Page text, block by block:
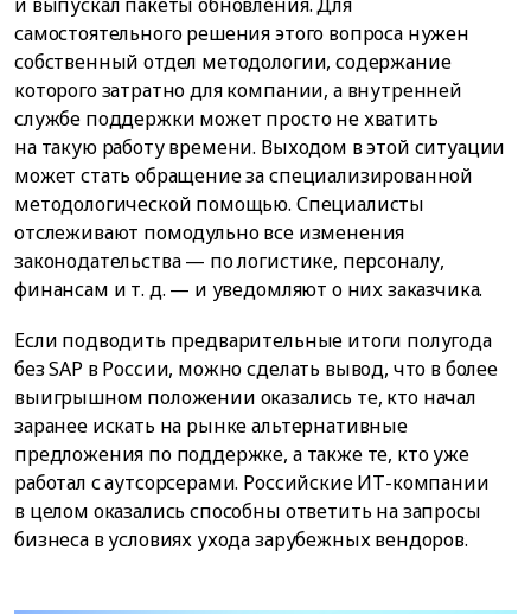
самостоятельного решения этого вопроса нужен
собственный отдел методологии, содержание
которого затратно для компании, а внутренней
службе поддержки может просто не хватить
на такую работу времени. Выходом в этой ситуации
может стать обращение за специализированной
методологической помощью. Специалисты
отслеживают помодульно все изменения
законодательства — по логистике, персоналу,
финансам и т. д. — и уведомляют о них заказчика.
Если подводить предварительные итоги полугода
без SAP в России, можно сделать вывод, что в более
выигрышном положении оказались те, кто начал
заранее искать на рынке альтернативные
предложения по поддержке, а также те, кто уже
работал с аутсорсерами. Российские ИТ-компании
в целом оказались способны ответить на запросы
бизнеса в условиях ухода зарубежных вендоров.